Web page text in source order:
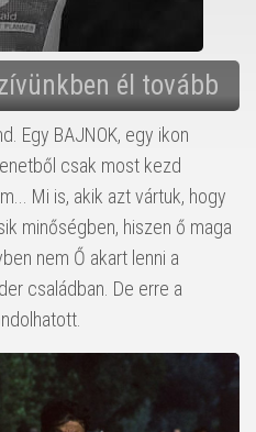
él tovább
Egy BAJNOK, egy ikon
csak most kezd
Mi is, akik azt vártuk, hogy
minőségben, hiszen ő maga
nem Ő akart lenni a
családban. De erre a